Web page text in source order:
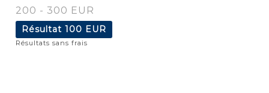
200 - 300 EUR
Résultat 100 EUR
Résultats sans frais